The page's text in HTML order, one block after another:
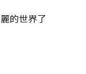
的世界了